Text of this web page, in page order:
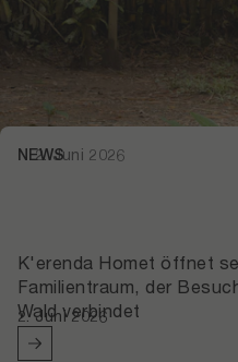
NEWS
K'erenda Homet öffnet
Familientraum, der
Wald verbindet
2. Juni 2026
2. Juni 2026